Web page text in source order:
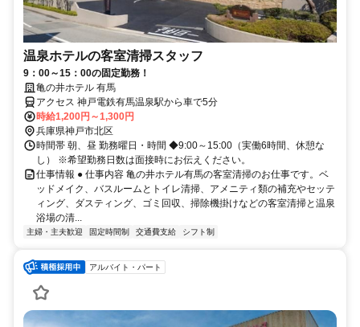
温泉ホテルの客室清掃スタッフ
9：00～15：00の固定勤務！
亀の井ホテル 有馬
アクセス 神戸電鉄有馬温泉駅から車で5分
時給1,200円～1,300円
兵庫県神戸市北区
時間帯 朝、昼 勤務曜日・時間 ◆9:00～15:00（実働6時間、休憩な
し） ※希望勤務日数は面接時にお伝えください。
仕事情報 ● 仕事内容 亀の井ホテル有馬の客室清掃のお仕事です。ベ
ッドメイク、バスルームとトイレ清掃、アメニティ類の補充やセッテ
ィング、ダスティング、ゴミ回収、掃除機掛けなどの客室清掃と温泉
浴場の清...
主婦・主夫歓迎 固定時間制 交通費支給 シフト制
アルバイト・パート